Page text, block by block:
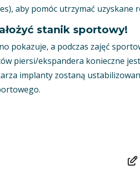
aby pomóc utrzymać uzyskane
stanik sportowy!
pokazuje, a podczas zajęć
piersi/ekspandera konieczne jest
implanty zostaną